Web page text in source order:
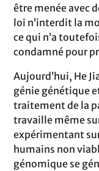
être menée avec
loi n’interdit la
ce qui n’a
condamné pour
Aujourd’hui, He
génie génétique
traitement de la
travaille même
expérimentant
humains non
génomique se